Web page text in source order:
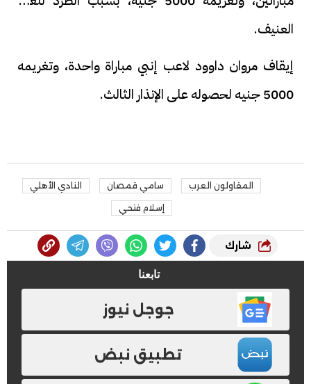
العنيف.
إيقاف مروان داوود لاعب إنبي مباراة واحدة، وتغريمه
5000 جنيه لحصوله على الإنذار الثالث.
المقاولون العرب سامي قمصان النادي الأهلي
إسلام فتحي
شارك
تابعنا
جوجل نيوز
تطبيق نبض